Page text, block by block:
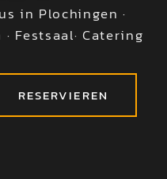
in Plochingen ·
Festsaal· Catering
RESERVIEREN